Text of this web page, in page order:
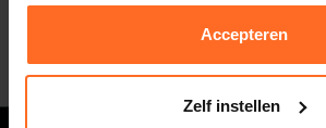
Accepteren
Zelf instellen
ervaring met ons.
voor slechts € 4,95 of gratis in onze
Besteed min. € 100,- binnen een half
met je account en ontvang 5% van